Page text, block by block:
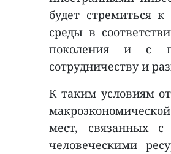
будет стремиться
среды в
поколения и с
сотрудничеству и
К таким условиям
мест, связанных с
человеческими